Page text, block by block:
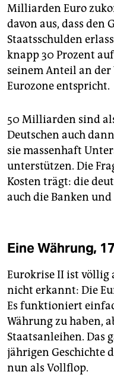
Milliarden Euro
davon aus, dass den
Staatsschulden
knapp 30 Prozent
seinem Anteil an
Eurozone entspricht.
50 Milliarden sind
Deutschen auch
sie massenhaft
unterstützen. Die
Kosten trägt: die
auch die Banken
Eine Währung,
Eurokrise II ist völlig
nicht erkannt: Die
Es funktioniert
Währung zu haben,
Staatsanleihen. Das
jährigen Geschichte
nun als Vollflop.